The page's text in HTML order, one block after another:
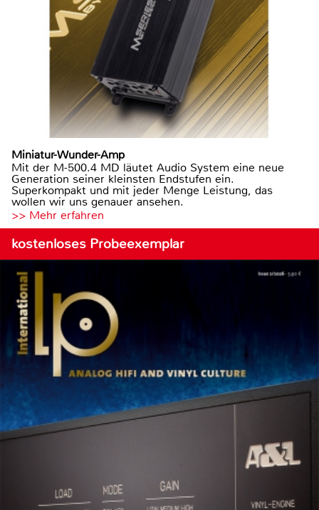
Miniatur-Wunder-Amp
Mit der M-500.4 MD läutet Audio System eine neue
Generation seiner kleinsten Endstufen ein.
Superkompakt und mit jeder Menge Leistung, das
wollen wir uns genauer ansehen.
>> Mehr erfahren
kostenloses Probeexemplar